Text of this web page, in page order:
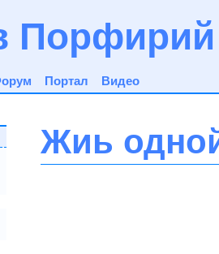
Портал Видео
Жиь